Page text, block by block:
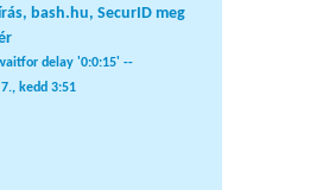
bash.hu, SecurID meg
delay '0:0:15' --
kedd 3:51